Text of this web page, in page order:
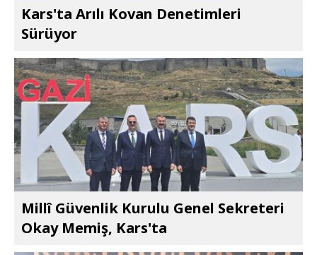
Kars'ta Arılı Kovan Denetimleri
Sürüyor
Millî Güvenlik Kurulu Genel Sekreteri
Okay Memiş, Kars'ta